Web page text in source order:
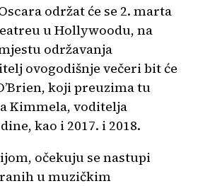
održat će se 2. marta
u Hollywoodu, na
održavanja
ovogodišnje večeri bit će
koji preuzima tu
Kimmela, voditelja
kao i 2017. i 2018.
očekuju se nastupi
u muzičkim